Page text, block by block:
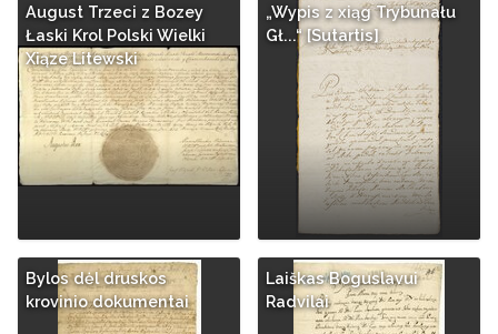
August Trzeci z Bozey
Łaski Krol Polski Wielki
Xiąze Litewski
„Wypis z xiąg Trybunału
Gł...“ [Sutartis]
Bylos dėl druskos
krovinio dokumentai
Laiškas Boguslavui
Radvilai